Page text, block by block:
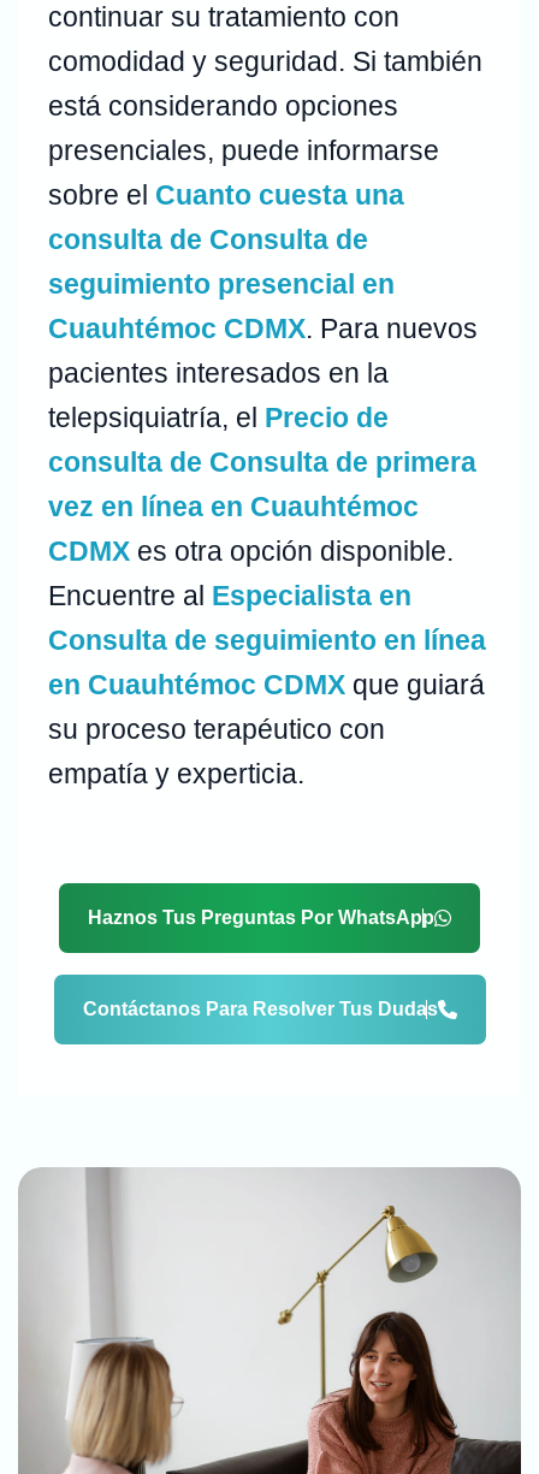
continuar su tratamiento con
comodidad y seguridad. Si también
está considerando opciones
presenciales, puede informarse
sobre el Cuanto cuesta una
consulta de Consulta de
seguimiento presencial en
Cuauhtémoc CDMX. Para nuevos
pacientes interesados en la
telepsiquiatría, el Precio de
consulta de Consulta de primera
vez en línea en Cuauhtémoc
CDMX es otra opción disponible.
Encuentre al Especialista en
Consulta de seguimiento en línea
en Cuauhtémoc CDMX que guiará
su proceso terapéutico con
empatía y experticia.
Haznos Tus Preguntas Por WhatsApp
Contáctanos Para Resolver Tus Dudas